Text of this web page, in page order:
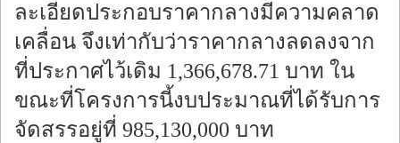
ละเอียดประกอบราคากลางมีความคลาด
เคลื่อน จึงเท่ากับว่าราคากลางลดลงจาก
ที่ประกาศไว้เดิม 1,366,678.71 บาท ใน
ขณะที่โครงการนี้งบประมาณที่ได้รับการ
จัดสรรอยู่ที่ 985,130,000 บาท